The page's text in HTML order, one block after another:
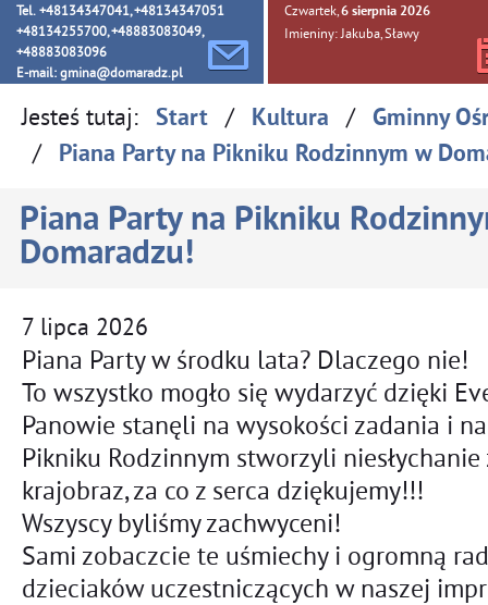
Tel. +48134347041, +48134347051
+48134255700, +48883083049,
+48883083096
E-mail: gmina@domaradz.pl
Czwartek, 6sierpnia 2026
Imieniny: Jakuba, Sławy
Jesteś tutaj: Start / Kultura / Gminny
/ Piana Party na Pikniku Rodzinnym w
Piana Party na Pikniku
Domaradzu!
7 lipca 2026
Piana Party w środku lata? Dlaczego nie!
To wszystko mogło się wydarzyć dzięki
Panowie stanęli na wysokości zadania i
Pikniku Rodzinnym stworzyli
krajobraz, za co z serca dziękujemy!!!
Wszyscy byliśmy zachwyceni!
Sami zobaczcie te uśmiechy i ogromną
dzieciaków uczestniczących w naszej